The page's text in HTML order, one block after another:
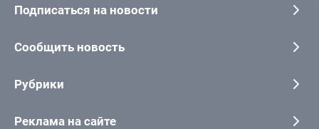
Подписаться на новости
Сообщить новость
Рубрики
Реклама на сайте